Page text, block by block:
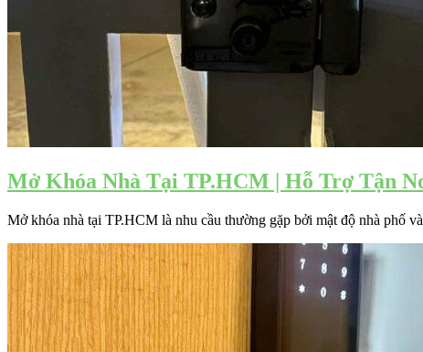
Mở Khóa Nhà Tại TP.HCM | Hỗ Trợ Tận
Mở khóa nhà tại TP.HCM là nhu cầu thường gặp bởi mật độ nhà phố